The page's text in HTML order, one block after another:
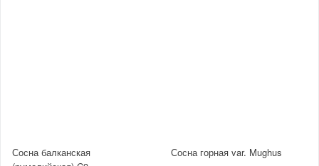
Сосна балканская
Сосна горная var. Mughus